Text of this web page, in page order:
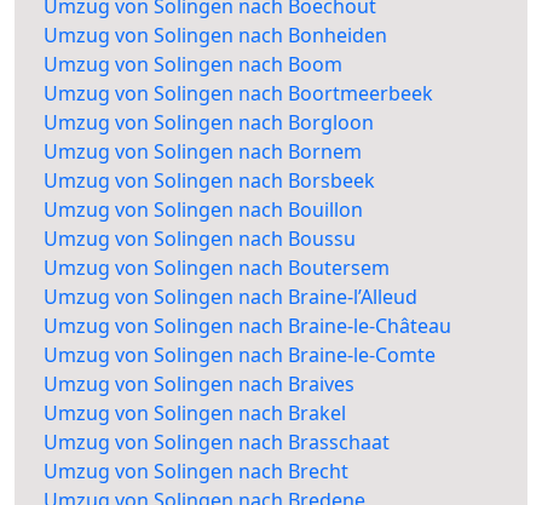
Umzug von Solingen nach Boechout
Umzug von Solingen nach Bonheiden
Umzug von Solingen nach Boom
Umzug von Solingen nach Boortmeerbeek
Umzug von Solingen nach Borgloon
Umzug von Solingen nach Bornem
Umzug von Solingen nach Borsbeek
Umzug von Solingen nach Bouillon
Umzug von Solingen nach Boussu
Umzug von Solingen nach Boutersem
Umzug von Solingen nach Braine-l’Alleud
Umzug von Solingen nach Braine-le-Château
Umzug von Solingen nach Braine-le-Comte
Umzug von Solingen nach Braives
Umzug von Solingen nach Brakel
Umzug von Solingen nach Brasschaat
Umzug von Solingen nach Brecht